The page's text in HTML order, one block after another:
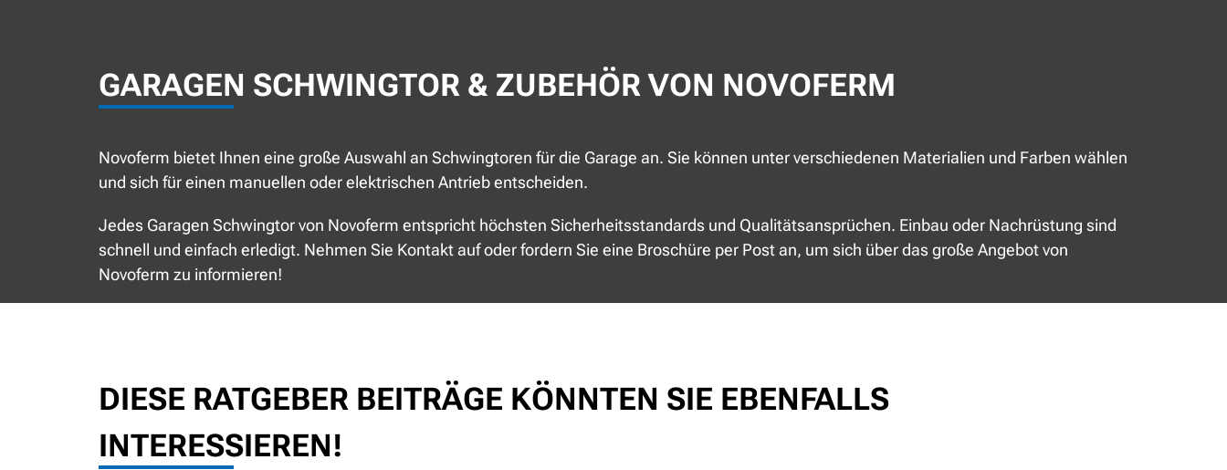
GARAGEN SCHWINGTOR & ZUBEHÖR VON NOVOFERM
Novoferm bietet Ihnen eine große Auswahl an Schwingtoren für die Garage an. Sie können unter verschiedenen Materialien und Farben wählen
und sich für einen manuellen oder elektrischen Antrieb entscheiden.
Jedes Garagen Schwingtor von Novoferm entspricht höchsten Sicherheitsstandards und Qualitätsansprüchen. Einbau oder Nachrüstung sind
schnell und einfach erledigt. Nehmen Sie Kontakt auf oder fordern Sie eine Broschüre per Post an, um sich über das große Angebot von
Novoferm zu informieren!
DIESE RATGEBER BEITRÄGE KÖNNTEN SIE EBENFALLS
INTERESSIEREN!